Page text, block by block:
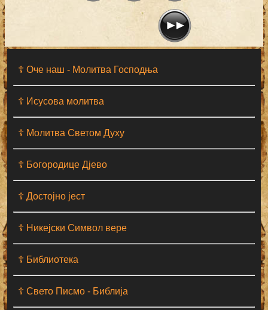
☦ Оче наш - Moлитва Господња
☦ Исусова молитва
☦ Молитва Светом Духу
☦ Богородице Дјево
☦ Достојно јест
☦ Никејски Символ вере
☦ Библиотека
☦ Свето Писмо - Библија